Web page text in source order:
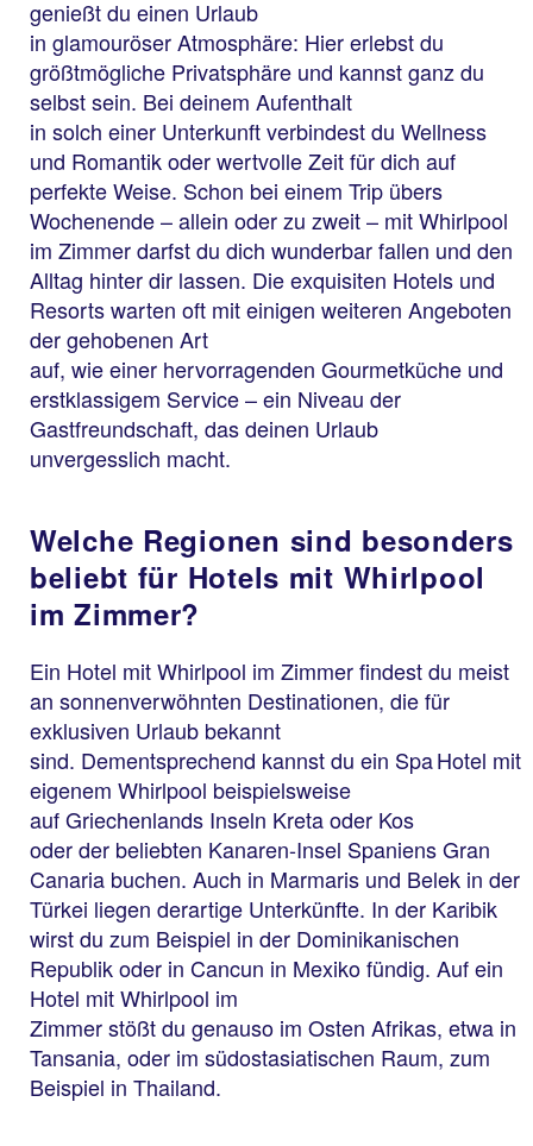
genießt du einen Urlaub
in glamouröser Atmosphäre: Hier erlebst du
größtmögliche Privatsphäre und kannst ganz du
selbst sein. Bei deinem Aufenthalt
in solch einer Unterkunft verbindest du Wellness
und Romantik oder wertvolle Zeit für dich auf
perfekte Weise. Schon bei einem Trip übers
Wochenende – allein oder zu zweit – mit Whirlpool
im Zimmer darfst du dich wunderbar fallen und den
Alltag hinter dir lassen. Die exquisiten Hotels und
Resorts warten oft mit einigen weiteren Angeboten
der gehobenen Art
auf, wie einer hervorragenden Gourmetküche und
erstklassigem Service – ein Niveau der
Gastfreundschaft, das deinen Urlaub
unvergesslich macht.
Welche Regionen sind besonders
beliebt für Hotels mit Whirlpool
im Zimmer?
Ein Hotel mit Whirlpool im Zimmer findest du meist
an sonnenverwöhnten Destinationen, die für
exklusiven Urlaub bekannt
sind. Dementsprechend kannst du ein Spa Hotel mit
eigenem Whirlpool beispielsweise
auf Griechenlands Inseln Kreta oder Kos
oder der beliebten Kanaren-Insel Spaniens Gran
Canaria buchen. Auch in Marmaris und Belek in der
Türkei liegen derartige Unterkünfte. In der Karibik
wirst du zum Beispiel in der Dominikanischen
Republik oder in Cancun in Mexiko fündig. Auf ein
Hotel mit Whirlpool im
Zimmer stößt du genauso im Osten Afrikas, etwa in
Tansania, oder im südostasiatischen Raum, zum
Beispiel in Thailand.